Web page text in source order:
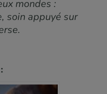
mondes :
soin appuyé sur